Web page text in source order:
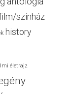
színház
history
életrajz